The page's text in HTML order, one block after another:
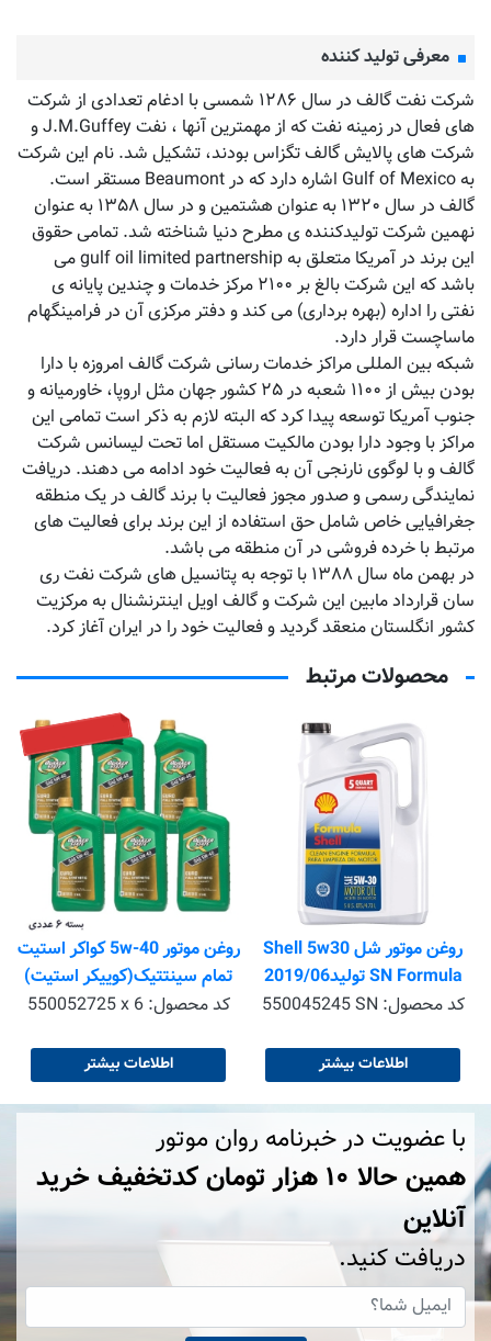
معرفی تولید کننده
شرکت نفت گالف در سال ۱۲۸۶ شمسی با ادغام تعدادی از شرکت
های فعال در زمینه نفت که از مهمترین آنها ، نفت J.M.Guffey و
شرکت های پالایش گالف تگزاس بودند، تشکیل شد. نام این شرکت
به Gulf of Mexico اشاره دارد که در Beaumont مستقر است.
گالف در سال ۱۳۲۰ به عنوان هشتمین و در سال ۱۳۵۸ به عنوان
نهمین شرکت تولیدکننده ی مطرح دنیا شناخته شد. تمامی حقوق
این برند در آمریکا متعلق به gulf oil limited partnership می
باشد که این شرکت بالغ بر ۲۱۰۰ مرکز خدمات و چندین پایانه ی
نفتی را اداره (بهره برداری) می کند و دفتر مرکزی آن در فرامینگهام
ماساچست قرار دارد.
شبکه بین المللی مراکز خدمات رسانی شرکت گالف امروزه با دارا
بودن بیش از ۱۱۰۰ شعبه در ۲۵ کشور جهان مثل اروپا، خاورمیانه و
جنوب آمریکا توسعه پیدا کرد که البته لازم به ذکر است تمامی این
مراکز با وجود دارا بودن مالکیت مستقل اما تحت لیسانس شرکت
گالف و با لوگوی نارنجی آن به فعالیت خود ادامه می دهند. دریافت
نمایندگی رسمی و صدور مجوز فعالیت با برند گالف در یک منطقه
جغرافیایی خاص شامل حق استفاده از این برند برای فعالیت های
مرتبط با خرده فروشی در آن منطقه می باشد.
در بهمن ماه سال ۱۳۸۸ با توجه به پتانسیل های شرکت نفت ری
سان قرارداد مابین این شرکت و گالف اویل اینترنشنال به مرکزیت
کشور انگلستان منعقد گردید و فعالیت خود را در ایران آغاز کرد.
محصولات مرتبط
روغن موتور شل Shell 5w30
SN Formula تولید2019/06
کد محصول: 550045245 SN
اطلاعات بیشتر
تماس بگیرید
روغن موتور 5w-40 کواکر استیت
تمام سینتتیک(کوییکر استیت)
حجم1 کوارت (946 میلی لیتر)
کد محصول:550052725 x 6
اطلاعات بیشتر
با عضویت در خبرنامه روان موتور
همین حالا ۱۰ هزار تومان کد‌تخفیف خرید
آنلاین
دریافت کنید.